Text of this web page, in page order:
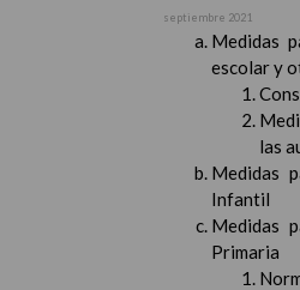
septiembre 2021
Medidas
escolar y
las
Medidas
Infantil
Medidas
Primaria